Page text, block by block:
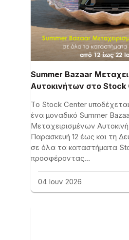
Summer Bazaar
Αυτοκινήτων στο Stock
Tο Stock Center
ένα μοναδικό Summer
Μεταχειρισμένων
Παρασκευή 12 έως και τη
σε όλα τα καταστήματα
προσφέροντας…
04 Ιουν 2026